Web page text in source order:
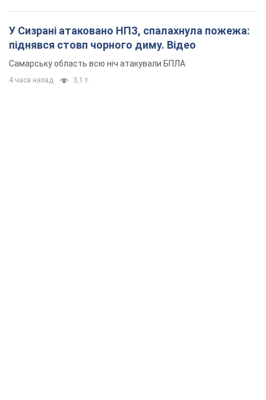
У Сизрані атаковано НПЗ, спалахнула пожежа:
піднявся стовп чорного диму. Відео
Самарську область всю ніч атакували БПЛА
4 часа назад 3,1 т.